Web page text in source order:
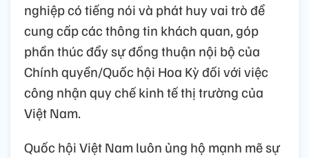
nghiệp có tiếng nói và phát huy vai trò để
cung cấp các thông tin khách quan, góp
phần thúc đẩy sự đồng thuận nội bộ của
Chính quyền/Quốc hội Hoa Kỳ đối với việc
công nhận quy chế kinh tế thị trường của
Việt Nam.
Quốc hội Việt Nam luôn ủng hộ mạnh mẽ sự